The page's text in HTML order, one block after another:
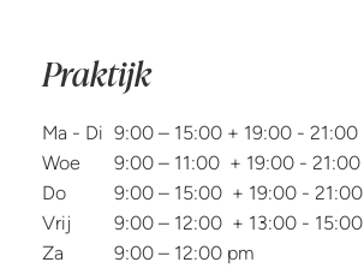
Praktijk
Ma - Di
Woe
Do
Vrij
Za
9:00 – 15:00 + 19:00 - 21:00
9:00 – 11:00 + 19:00 - 21:00
9:00 – 15:00 + 19:00 - 21:00
9:00 – 12:00 + 13:00 - 15:00
9:00 – 12:00 pm